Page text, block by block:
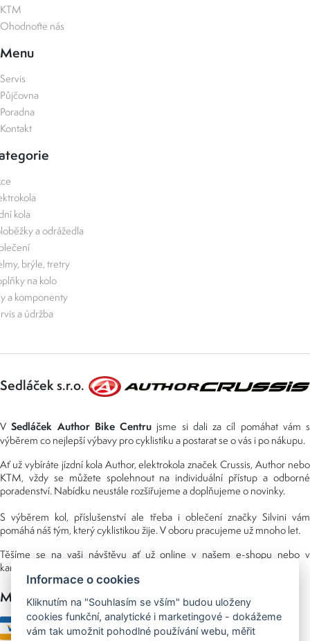
KTM
Ohodnoťte nás
Menu
Servis
Půjčovna
Poradna
Kontakt
kola
a odrážedla
brýle, tretry
na kolo
a komponenty
a údržba
Sedláček s.r.o.
VSedláček Author Bike Centru jsme si dali za cíl pomáhat vám s
výběrem co nejlepší výbavy pro cyklistiku a postarat se o vás i po nákupu.
Ať už vybíráte jízdní kola Author, elektrokola značek Crussis, Author nebo
KTM, vždy se můžete spolehnout na individuální přístup a odborné
poradenství. Nabídku neustále rozšiřujeme a doplňujeme o novinky.
S výběrem kol, příslušenství ale třeba i oblečení značky Silvini vám
pomáhá náš tým, který cyklistikou žije. V oboru pracujeme už mnoho let.
Těšíme se na vaši návštěvu ať už online v našem e-shopu nebo v
kamenné prodejně, kterou najdete v NS (nákupní středisko) URAN.
Možnosti platby
Informace o cookies
Kliknutím na "Souhlasím se vším" budou uloženy
cookies funkční, analytické i marketingové - dokážeme
vám tak umožnit pohodlné používání webu, měřit